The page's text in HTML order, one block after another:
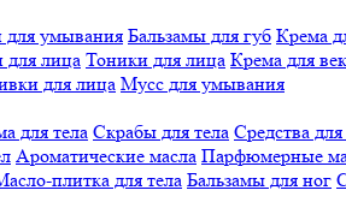
для умывания Бальзамы для губ Крема
лица Тоники для лица Крема для век
для лица Мусс для умывания
для тела Скрабы для тела Средства
Ароматические масла Парфюмерные
плитка для тела Бальзамы для ног